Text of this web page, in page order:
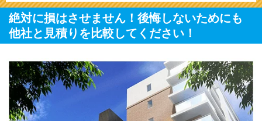
絶対に損はさせません！後悔しないためにも
他社と見積りを比較してください！